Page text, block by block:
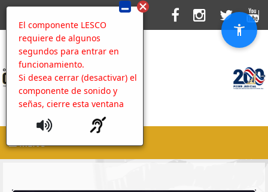
El componente LESCO
requiere de algunos
segundos para entrar en
funcionamiento.
Si desea cerrar (desactivar) el
componente de sonido y
señas, cierre esta ventana
MENU